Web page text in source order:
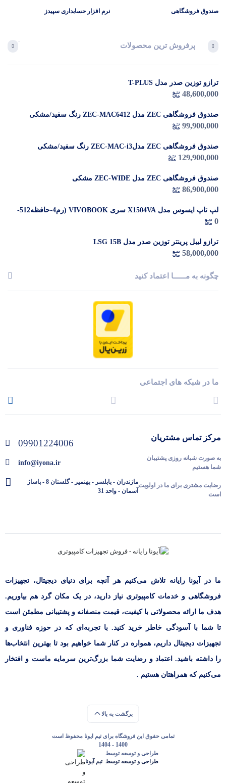
صندوق فروشگاهی نرم افزار حسابداری سپیدز
پرفروش ترین محصولات
ترازو توزین صدر مدل T-PLUS
48,600,000
صندوق فروشگاهی ZEC مدل ZEC-MAC6412 رنگ سفید/مشکی
99,900,000
صندوق فروشگاهی ZEC مدلZEC-MAC-i3 رنگ سفید/مشکی
129,900,000
صندوق فروشگاهی ZEC مدل ZEC-WIDE مشکی
86,900,000
لپ تاپ ایسوس مدل X1504VA سری VIVOBOOK (رم4-حافظه512-
پردازندهI3-1335U)
0
ترازو لیبل پرینتر توزین صدر مدل LSG 15B
58,000,000
چگونه به مــــــا اعتماد کنید
ما در شبکه های اجتماعی
مرکز تماس مشتریان
به صورت شبانه روزی پشتیبان
شما هستیم
رضایت مشتری برای ما در اولویت
است
09901224006
info@iyona.ir
مازندران - بابلسر - بهنمیر - گلستان 8 - پاساژ
آسمان - واحد 31
ما در آیونا رایانه تلاش می‌کنیم هر آنچه برای دنیای دیجیتال، تجهیزات
فروشگاهی و خدمات کامپیوتری نیاز دارید، در یک مکان گرد هم بیاوریم.
هدف ما ارائه محصولاتی با کیفیت، قیمت منصفانه و پشتیبانی مطمئن است
تا شما با آسودگی خاطر خرید کنید. با تجربه‌ای که در حوزه فناوری و
تجهیزات دیجیتال داریم، همواره در کنار شما خواهیم بود تا بهترین انتخاب‌ها
را داشته باشید. اعتماد و رضایت شما بزرگ‌ترین سرمایه ماست و افتخار
می‌کنیم که همراهتان هستیم .
برگشت به بالا
تمامی حقوق این فروشگاه برای تیم ایونا محفوظ است
1400 - 1404
طراحی و توسعه توسط
طراحی و توسعه توسط‌ ‌ ‌تیم آیونا